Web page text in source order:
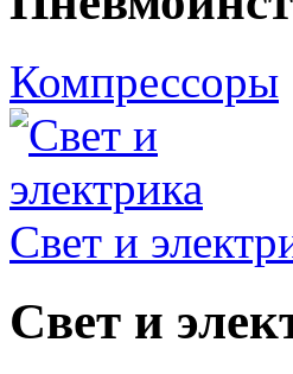
Компрессоры
Свет и
Свет и